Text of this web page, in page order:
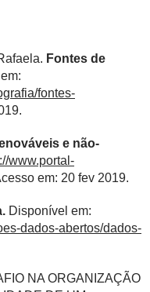
Fontes de
fontes-
e não-
www.portal-
em: 20 fev 2019.
Disponível em:
dados-abertos/dados-
NA ORGANIZAÇÃO